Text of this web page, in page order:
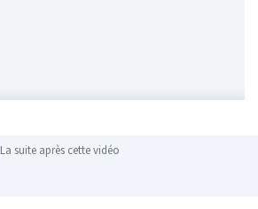
La suite après cette vidéo